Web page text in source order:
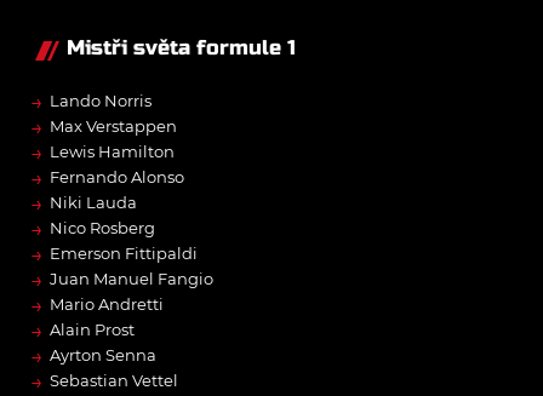
Mistři světa formule 1
→ Lando Norris
→ Max Verstappen
→ Lewis Hamilton
→ Fernando Alonso
→ Niki Lauda
→ Nico Rosberg
→ Emerson Fittipaldi
→ Juan Manuel Fangio
→ Mario Andretti
→ Alain Prost
→ Ayrton Senna
→ Sebastian Vettel